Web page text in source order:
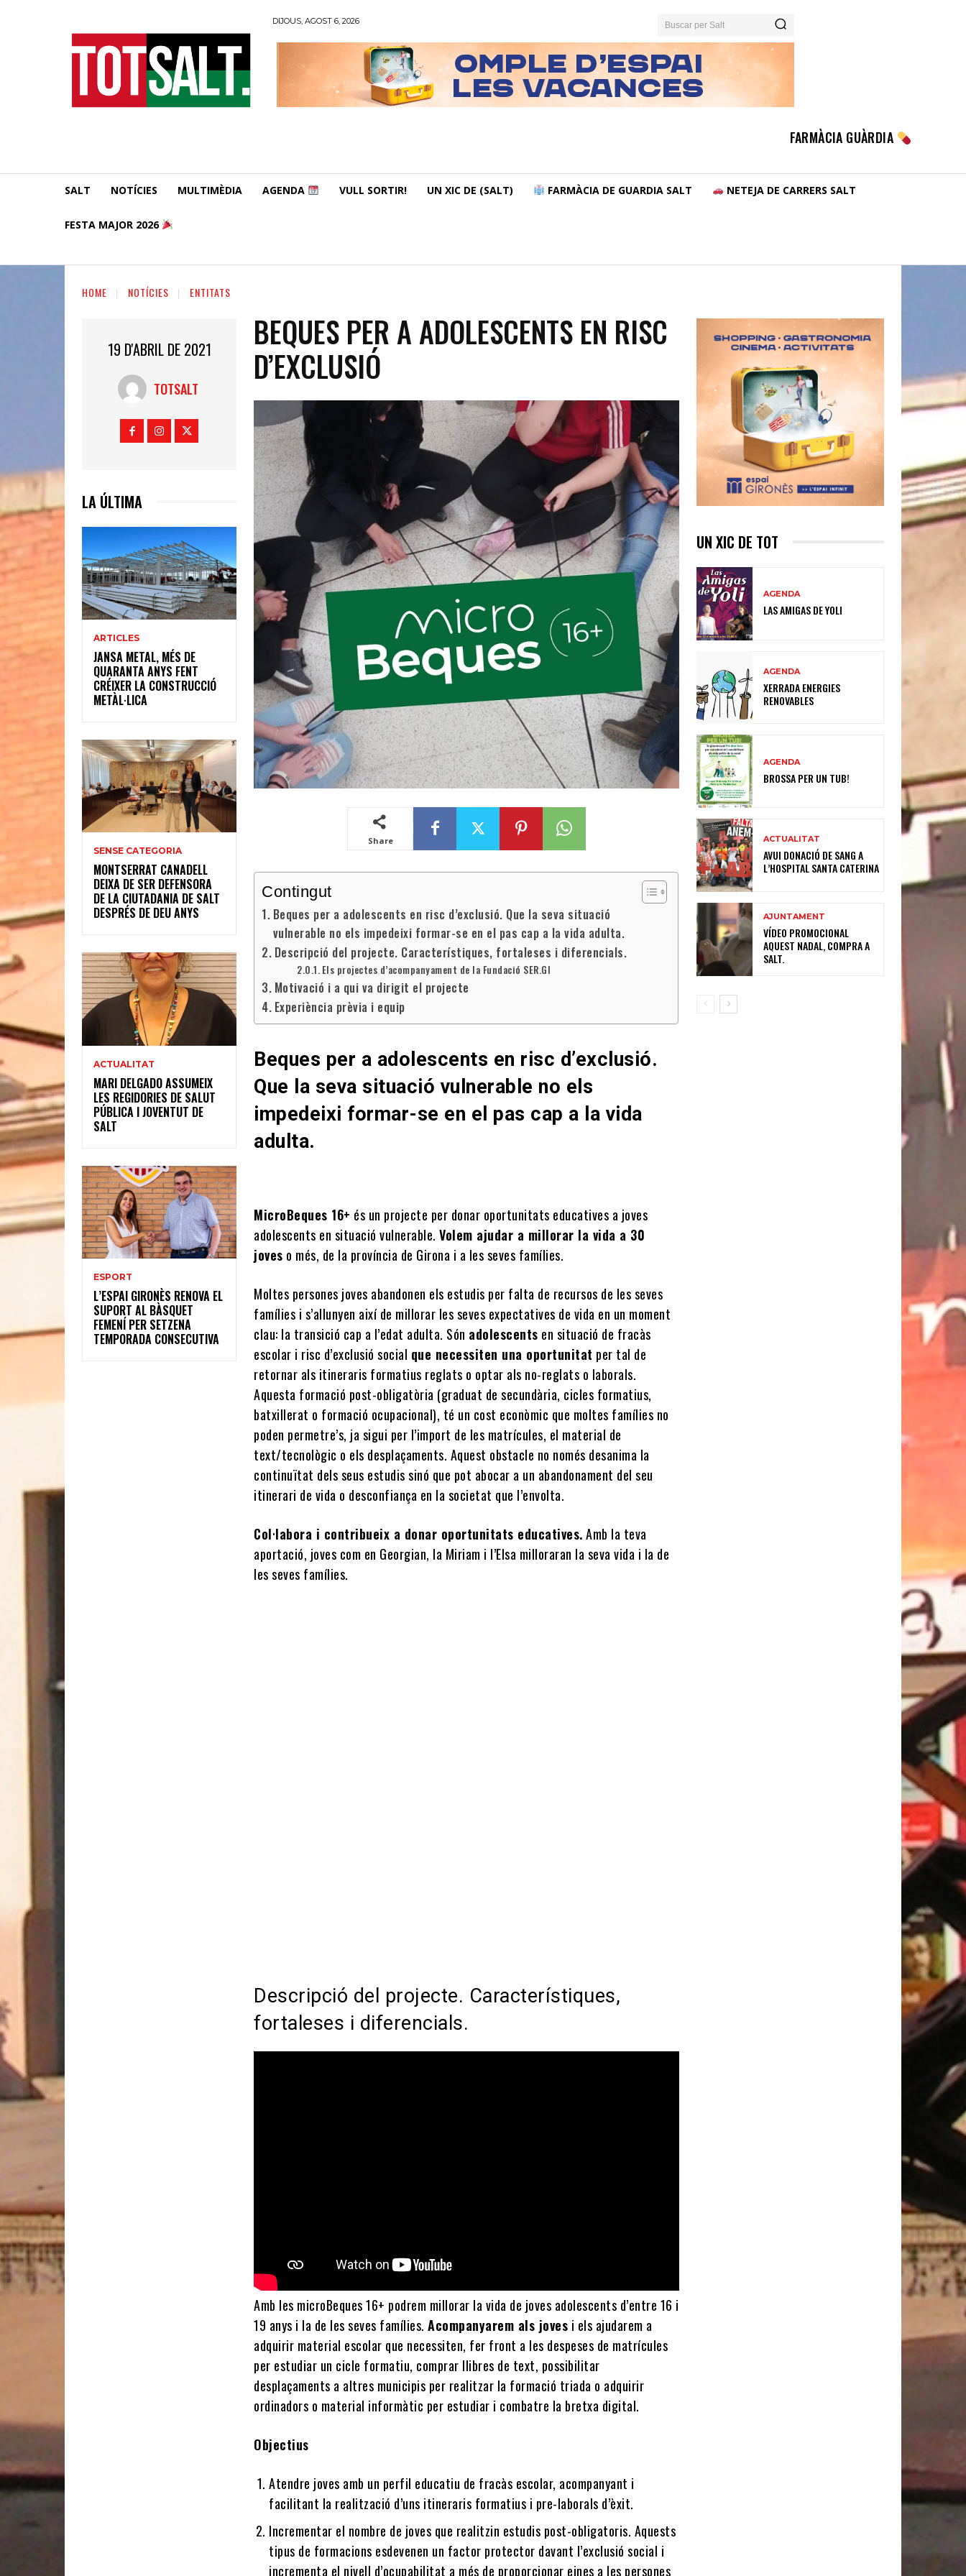
DIJOUS, AGOST 6, 2026 Buscar per Salt
FARMÀCIA GUÀRDIA
SALT NOTÍCIES MULTIMÈDIA AGENDA VULL SORTIR! UN XIC DE (SALT) FARMÀCIA DE GUARDIA SALT NETEJA DE CARRERS SALT
FESTA MAJOR 2026
HOME NOTÍCIES ENTITATS
19 D'ABRIL DE 2021
TOTSALT
LA ÚLTIMA
ARTICLES
JANSA METAL, MÉS DE
QUARANTA ANYS FENT
CRÉIXER LA CONSTRUCCIÓ
METÀL·LICA
SENSE CATEGORIA
MONTSERRAT CANADELL
DEIXA DE SER DEFENSORA
DE LA CIUTADANIA DE SALT
DESPRÉS DE DEU ANYS
ACTUALITAT
MARI DELGADO ASSUMEIX
LES REGIDORIES DE SALUT
PÚBLICA I JOVENTUT DE
SALT
ESPORT
L’ESPAI GIRONÈS RENOVA EL
SUPORT AL BÀSQUET
FEMENÍ PER SETZENA
TEMPORADA CONSECUTIVA
BEQUES PER A ADOLESCENTS EN RISC
D’EXCLUSIÓ
Share
Contingut
Beques per a adolescents en risc d’exclusió. Que la seva situació
vulnerable no els impedeixi formar-se en el pas cap a la vida adulta.
Descripció del projecte. Característiques, fortaleses i diferencials.
Els projectes d’acompanyament de la Fundació SER.GI
Motivació i a qui va dirigit el projecte
Experiència prèvia i equip
Beques per a adolescents en risc d’exclusió.
Que la seva situació vulnerable no els
impedeixi formar-se en el pas cap a la vida
adulta.
MicroBeques 16+ és un projecte per donar oportunitats educatives a joves
adolescents en situació vulnerable.Volem ajudar a millorar la vida a 30
joves o més, de la província de Girona i a les seves famílies.
Moltes persones joves abandonen els estudis per falta de recursos de les seves
famílies i s’allunyen així de millorar les seves expectatives de vida en un moment
clau: la transició cap a l’edat adulta. Són adolescents en situació de fracàs
escolar i risc d’exclusió social que necessiten una oportunitat per tal de
retornar als itineraris formatius reglats o optar als no-reglats o laborals.
Aquesta formació post-obligatòria (graduat de secundària, cicles formatius,
batxillerat o formació ocupacional), té un cost econòmic que moltes famílies no
poden permetre’s, ja sigui per l’import de les matrícules, el material de
text/tecnològic o els desplaçaments. Aquest obstacle no només desanima la
continuïtat dels seus estudis sinó que pot abocar a un abandonament del seu
itinerari de vida o desconfiança en la societat que l’envolta.
Col·labora i contribueix a donar oportunitats educatives.Amb la teva
aportació, joves com en Georgian, la Miriam i l’Elsa milloraran la seva vida i la de
les seves famílies.
Descripció del projecte. Característiques,
fortaleses i diferencials.
Amb les microBeques 16+ podrem millorar la vida de joves adolescents d’entre 16 i
19 anys i la de les seves famílies.Acompanyarem als joves i els ajudarem a
adquirir material escolar que necessiten, fer front a les despeses de matrícules
per estudiar un cicle formatiu, comprar llibres de text, possibilitar
desplaçaments a altres municipis per realitzar la formació triada o adquirir
ordinadors o material informàtic per estudiar i combatre la bretxa digital.
Objectius
Atendre joves amb un perfil educatiu de fracàs escolar, acompanyant i
facilitant la realització d’uns itineraris formatius i pre-laborals d’èxit.
Incrementar el nombre de joves que realitzin estudis post-obligatoris. Aquests
tipus de formacions esdevenen un factor protector davant l’exclusió social i
incrementa el nivell d’ocupabilitat a més de proporcionar eines a les persones
UN XIC DE TOT
AGENDA
LAS AMIGAS DE YOLI
AGENDA
XERRADA ENERGIES
RENOVABLES
AGENDA
BROSSA PER UN TUB!
ACTUALITAT
AVUI DONACIÓ DE SANG A
L’HOSPITAL SANTA CATERINA
AJUNTAMENT
VÍDEO PROMOCIONAL
AQUEST NADAL, COMPRA A
SALT.